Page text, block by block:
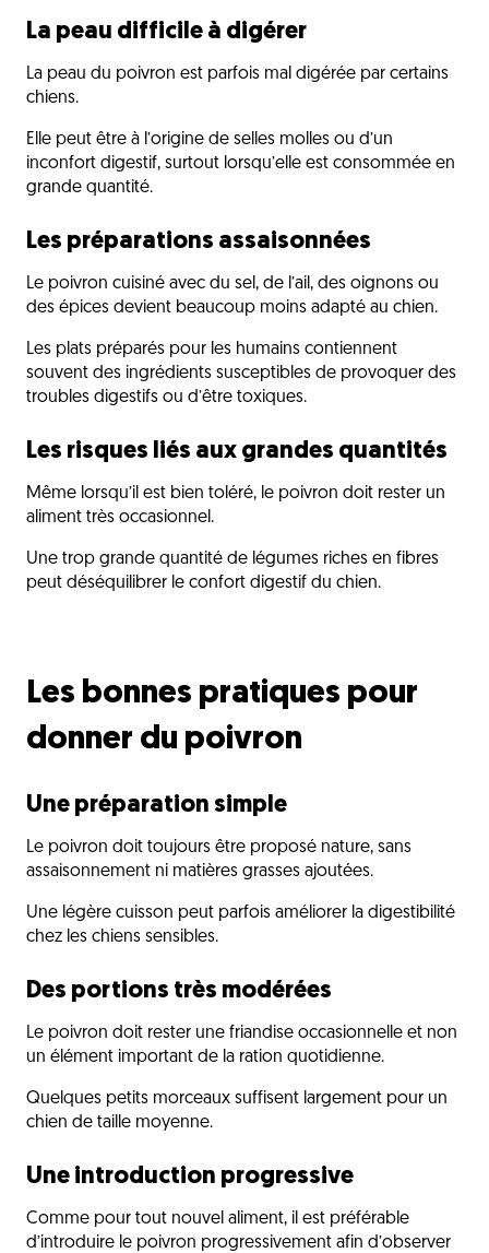
La peau difficile à digérer
La peau du poivron est parfois mal digérée par certains
chiens.
Elle peut être à l’origine de selles molles ou d’un
inconfort digestif, surtout lorsqu’elle est consommée en
grande quantité.
Les préparations assaisonnées
Le poivron cuisiné avec du sel, de l’ail, des oignons ou
des épices devient beaucoup moins adapté au chien.
Les plats préparés pour les humains contiennent
souvent des ingrédients susceptibles de provoquer des
troubles digestifs ou d’être toxiques.
Les risques liés aux grandes quantités
Même lorsqu’il est bien toléré, le poivron doit rester un
aliment très occasionnel.
Une trop grande quantité de légumes riches en fibres
peut déséquilibrer le confort digestif du chien.
Les bonnes pratiques pour
donner du poivron
Une préparation simple
Le poivron doit toujours être proposé nature, sans
assaisonnement ni matières grasses ajoutées.
Une légère cuisson peut parfois améliorer la digestibilité
chez les chiens sensibles.
Des portions très modérées
Le poivron doit rester une friandise occasionnelle et non
un élément important de la ration quotidienne.
Quelques petits morceaux suffisent largement pour un
chien de taille moyenne.
Une introduction progressive
Comme pour tout nouvel aliment, il est préférable
d’introduire le poivron progressivement afin d’observer